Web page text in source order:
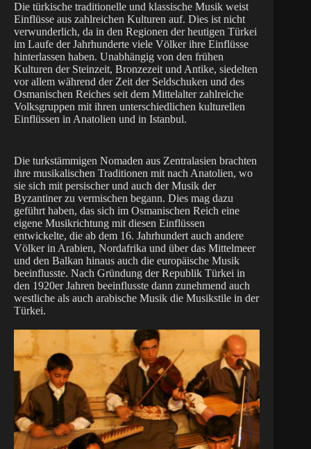
Die türkische traditionelle und klassische Musik weist
Einflüsse aus zahlreichen Kulturen auf. Dies ist nicht
verwunderlich, da in den Regionen der heutigen Türkei
im Laufe der Jahrhunderte viele Völker ihre Einflüsse
hinterlassen haben. Unabhängig von den frühen
Kulturen der Steinzeit, Bronzezeit und Antike, siedelten
vor allem während der Zeit der Seldschuken und des
Osmanischen Reiches seit dem Mittelalter zahlreiche
Volksgruppen mit ihren unterschiedlichen kulturellen
Einflüssen in Anatolien und in Istanbul.
Die turkstämmigen Nomaden aus Zentralasien brachten
ihre musikalischen Traditionen mit nach Anatolien, wo
sie sich mit persischer und auch der Musik der
Byzantiner zu vermischen begann. Dies mag dazu
geführt haben, das sich im Osmanischen Reich eine
eigene Musikrichtung mit diesen Einflüssen
entwickelte, die ab dem 16. Jahrhundert auch andere
Völker in Arabien, Nordafrika und über das Mittelmeer
und den Balkan hinaus auch die europäische Musik
beeinflusste. Nach Gründung der Republik Türkei in
den 1920er Jahren beeinflusste dann zunehmend auch
westliche als auch arabische Musik die Musikstile in der
Türkei.